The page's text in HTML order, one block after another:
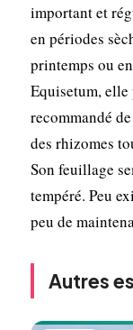
important et
en périodes
printemps ou
Equisetum,
recommandé
des rhizomes
Son feuillage
tempéré. Peu
peu de
Autres